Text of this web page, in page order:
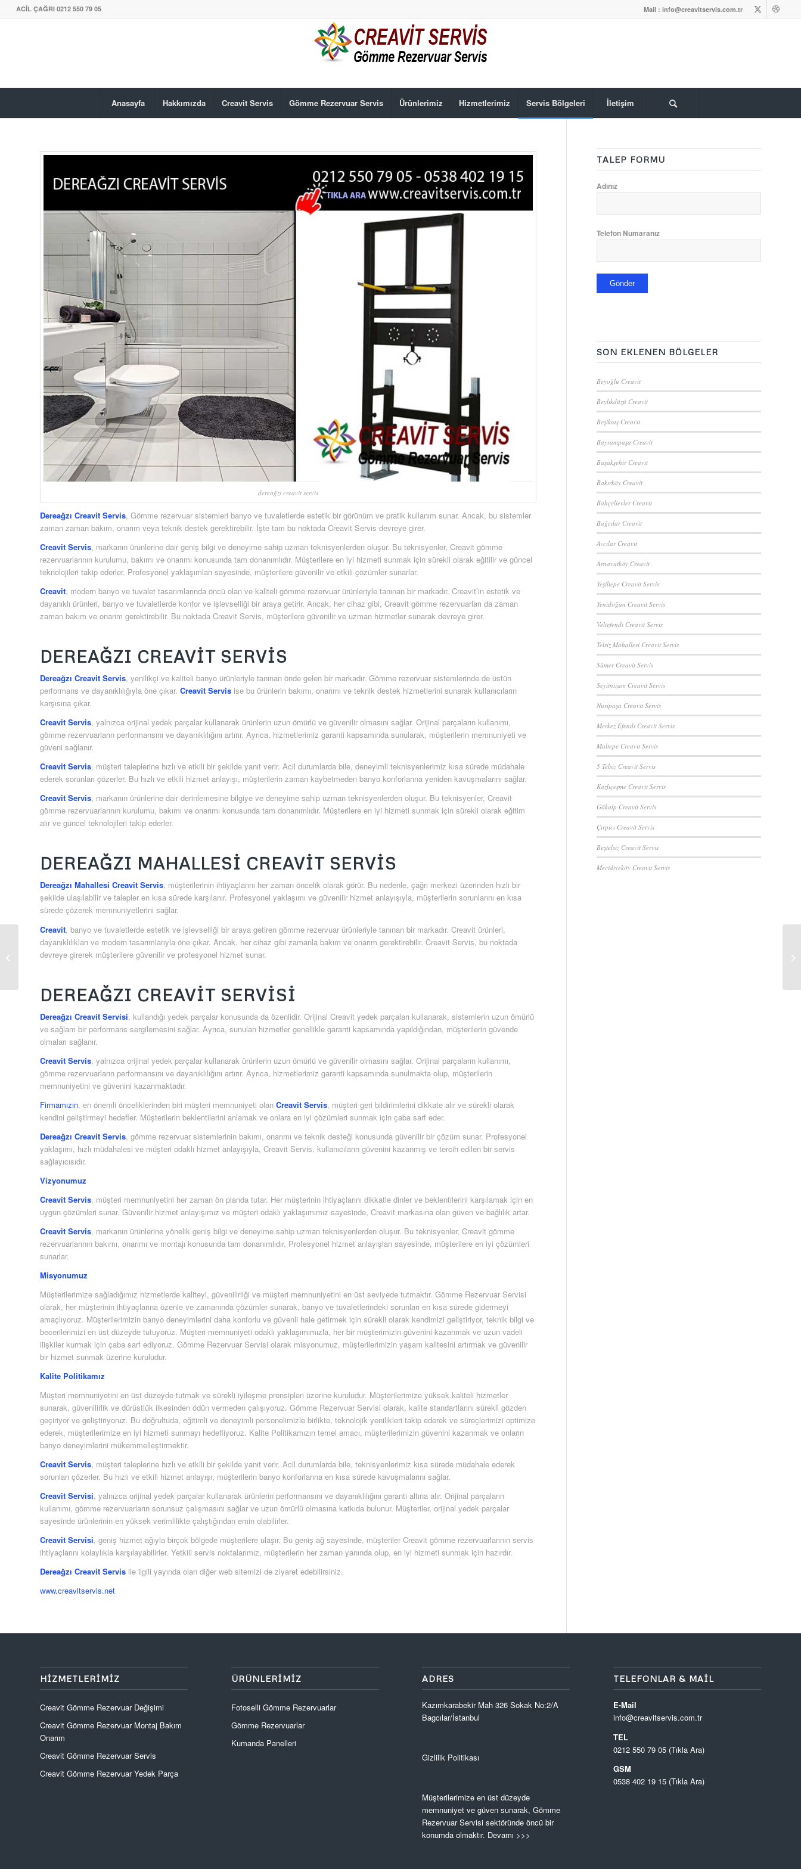
Mail : info@creavitservis.com.tr
ACİL ÇAĞRI 0212 550 79 05
Anasayfa Hakkımızda Creavit Servis Gömme Rezervuar Servis Ürünlerimiz Hizmetlerimiz Servis Bölgeleri İletişim
dereağzı creavit servis
Dereağzı Creavit Servis, Gömme rezervuar sistemleri banyo ve tuvaletlerde estetik bir görünüm ve pratik kullanım sunar. Ancak, bu sistemler
zaman zaman bakım, onarım veya teknik destek gerektirebilir. İşte tam bu noktada Creavit Servis devreye girer.
Creavit Servis, markanın ürünlerine dair geniş bilgi ve deneyime sahip uzman teknisyenlerden oluşur. Bu teknisyenler, Creavit gömme
rezervuarlarının kurulumu, bakımı ve onarımı konusunda tam donanımlıdır. Müşterilere en iyi hizmeti sunmak için sürekli olarak eğitilir ve güncel
teknolojileri takip ederler. Profesyonel yaklaşımları sayesinde, müşterilere güvenilir ve etkili çözümler sunarlar.
Creavit, modern banyo ve tuvalet tasarımlarında öncü olan ve kaliteli gömme rezervuar ürünleriyle tanınan bir markadır. Creavit’in estetik ve
dayanıklı ürünleri, banyo ve tuvaletlerde konfor ve işlevselliği bir araya getirir. Ancak, her cihaz gibi, Creavit gömme rezervuarları da zaman
zaman bakım ve onarım gerektirebilir. Bu noktada Creavit Servis, müşterilere güvenilir ve uzman hizmetler sunarak devreye girer.
DEREAĞZI CREAVIT SERVIS
Dereağzı Creavit Servis, yenilikçi ve kaliteli banyo ürünleriyle tanınan önde gelen bir markadır. Gömme rezervuar sistemlerinde de üstün
performans ve dayanıklılığıyla öne çıkar. Creavit Servis ise bu ürünlerin bakımı, onarımı ve teknik destek hizmetlerini sunarak kullanıcıların
karşısına çıkar.
Creavit Servis, yalnızca orijinal yedek parçalar kullanarak ürünlerin uzun ömürlü ve güvenilir olmasını sağlar. Orijinal parçaların kullanımı,
gömme rezervuarların performansını ve dayanıklılığını artırır. Ayrıca, hizmetlerimiz garanti kapsamında sunularak, müşterilerin memnuniyeti ve
güveni sağlanır.
Creavit Servis, müşteri taleplerine hızlı ve etkili bir şekilde yanıt verir. Acil durumlarda bile, deneyimli teknisyenlerimiz kısa sürede müdahale
ederek sorunları çözerler. Bu hızlı ve etkili hizmet anlayışı, müşterilerin zaman kaybetmeden banyo konforlarına yeniden kavuşmalarını sağlar.
Creavit Servis, markanın ürünlerine dair derinlemesine bilgiye ve deneyime sahip uzman teknisyenlerden oluşur. Bu teknisyenler, Creavit
gömme rezervuarlarının kurulumu, bakımı ve onarımı konusunda tam donanımlıdır. Müşterilere en iyi hizmeti sunmak için sürekli olarak eğitim
alır ve güncel teknolojileri takip ederler.
DEREAĞZI MAHALLESI CREAVIT SERVIS
Dereağzı Mahallesi Creavit Servis, müşterilerinin ihtiyaçlarını her zaman öncelik olarak görür. Bu nedenle, çağrı merkezi üzerinden hızlı bir
şekilde ulaşılabilir ve talepler en kısa sürede karşılanır. Profesyonel yaklaşımı ve güvenilir hizmet anlayışıyla, müşterilerin sorunlarını en kısa
sürede çözerek memnuniyetlerini sağlar.
Creavit, banyo ve tuvaletlerde estetik ve işlevselliği bir araya getiren gömme rezervuar ürünleriyle tanınan bir markadır. Creavit ürünleri,
dayanıklılıkları ve modern tasarımlarıyla öne çıkar. Ancak, her cihaz gibi zamanla bakım ve onarım gerektirebilir. Creavit Servis, bu noktada
devreye girerek müşterilere güvenilir ve profesyonel hizmet sunar.
DEREAĞZI CREAVIT SERVISI
Dereağzı Creavit Servisi, kullandığı yedek parçalar konusunda da özenlidir. Orijinal Creavit yedek parçaları kullanarak, sistemlerin uzun ömürlü
ve sağlam bir performans sergilemesini sağlar. Ayrıca, sunulan hizmetler genellikle garanti kapsamında yapıldığından, müşterilerin güvende
olmaları sağlanır.
Creavit Servis, yalnızca orijinal yedek parçalar kullanarak ürünlerin uzun ömürlü ve güvenilir olmasını sağlar. Orijinal parçaların kullanımı,
gömme rezervuarların performansını ve dayanıklılığını artırır. Ayrıca, hizmetlerimiz garanti kapsamında sunulmakta olup, müşterilerin
memnuniyetini ve güvenini kazanmaktadır.
Firmamızın, en önemli önceliklerinden biri müşteri memnuniyeti olan Creavit Servis, müşteri geri bildirimlerini dikkate alır ve sürekli olarak
kendini geliştirmeyi hedefler. Müşterilerin beklentilerini anlamak ve onlara en iyi çözümleri sunmak için çaba sarf eder.
Dereağzı Creavit Servis, gömme rezervuar sistemlerinin bakımı, onarımı ve teknik desteği konusunda güvenilir bir çözüm sunar. Profesyonel
yaklaşımı, hızlı müdahalesi ve müşteri odaklı hizmet anlayışıyla, Creavit Servis, kullanıcıların güvenini kazanmış ve tercih edilen bir servis
sağlayıcısıdır.
Vizyonumuz
Creavit Servis, müşteri memnuniyetini her zaman ön planda tutar. Her müşterinin ihtiyaçlarını dikkatle dinler ve beklentilerini karşılamak için en
uygun çözümleri sunar. Güvenilir hizmet anlayışımız ve müşteri odaklı yaklaşımımız sayesinde, Creavit markasına olan güven ve bağlılık artar.
Creavit Servis, markanın ürünlerine yönelik geniş bilgi ve deneyime sahip uzman teknisyenlerden oluşur. Bu teknisyenler, Creavit gömme
rezervuarlarının bakımı, onarımı ve montajı konusunda tam donanımlıdır. Profesyonel hizmet anlayışları sayesinde, müşterilere en iyi çözümleri
sunarlar.
Misyonumuz
Müşterilerimize sağladığımız hizmetlerde kaliteyi, güvenilirliği ve müşteri memnuniyetini en üst seviyede tutmaktır. Gömme Rezervuar Servisi
olarak, her müşterinin ihtiyaçlarına özenle ve zamanında çözümler sunarak, banyo ve tuvaletlerindeki sorunları en kısa sürede gidermeyi
amaçlıyoruz. Müşterilerimizin banyo deneyimlerini daha konforlu ve güvenli hale getirmek için sürekli olarak kendimizi geliştiriyor, teknik bilgi ve
becerilerimizi en üst düzeyde tutuyoruz. Müşteri memnuniyeti odaklı yaklaşımımızla, her bir müşterimizin güvenini kazanmak ve uzun vadeli
ilişkiler kurmak için çaba sarf ediyoruz. Gömme Rezervuar Servisi olarak misyonumuz, müşterilerimizin yaşam kalitesini artırmak ve güvenilir
bir hizmet sunmak üzerine kuruludur.
Kalite Politikamız
Müşteri memnuniyetini en üst düzeyde tutmak ve sürekli iyileşme prensipleri üzerine kuruludur. Müşterilerimize yüksek kaliteli hizmetler
sunarak, güvenilirlik ve dürüstlük ilkesinden ödün vermeden çalışıyoruz. Gömme Rezervuar Servisi olarak, kalite standartlarını sürekli gözden
geçiriyor ve geliştiriyoruz. Bu doğrultuda, eğitimli ve deneyimli personelimizle birlikte, teknolojik yenilikleri takip ederek ve süreçlerimizi optimize
ederek, müşterilerimize en iyi hizmeti sunmayı hedefliyoruz. Kalite Politikamızın temel amacı, müşterilerimizin güvenini kazanmak ve onların
banyo deneyimlerini mükemmelleştirmektir.
Creavit Servis, müşteri taleplerine hızlı ve etkili bir şekilde yanıt verir. Acil durumlarda bile, teknisyenlerimiz kısa sürede müdahale ederek
sorunları çözerler. Bu hızlı ve etkili hizmet anlayışı, müşterilerin banyo konforlarına en kısa sürede kavuşmalarını sağlar.
Creavit Servisi, yalnızca orijinal yedek parçalar kullanarak ürünlerin performansını ve dayanıklılığını garanti altına alır. Orijinal parçaların
kullanımı, gömme rezervuarların sorunsuz çalışmasını sağlar ve uzun ömürlü olmasına katkıda bulunur. Müşteriler, orijinal yedek parçalar
sayesinde ürünlerinin en yüksek verimlilikte çalıştığından emin olabilirler.
Creavit Servisi, geniş hizmet ağıyla birçok bölgede müşterilere ulaşır. Bu geniş ağ sayesinde, müşteriler Creavit gömme rezervuarlarının servis
ihtiyaçlarını kolaylıkla karşılayabilirler. Yetkili servis noktalarımız, müşterilerin her zaman yanında olup, en iyi hizmeti sunmak için hazırdır.
Dereağzı Creavit Servis ile ilgili yayında olan diğer web sitemizi de ziyaret edebilirsiniz.
www.creavitservis.net
TALEP FORMU
Adınız
Telefon Numaranız
SON EKLENEN BÖLGELER
Beyoğlu Creavit
Beylikdüzü Creavit
Beşiktaş Creavit
Bayrampaşa Creavit
Başakşehir Creavit
Bakırköy Creavit
Bahçelievler Creavit
Bağcılar Creavit
Avcılar Creavit
Arnavutköy Creavit
Yeşiltepe Creavit Servis
Yenidoğan Creavit Servis
Veliefendi Creavit Servis
Telsiz Mahallesi Creavit Servis
Sümer Creavit Servis
Seyitnizam Creavit Servis
Nuripaşa Creavit Servis
Merkez Efendi Creavit Servis
Maltepe Creavit Servis
5 Telsiz Creavit Servis
Kazlıçeşme Creavit Servis
Gökalp Creavit Servis
Çırpıcı Creavit Servis
Beştelsiz Creavit Servis
Mecidiyeköy Creavit Servis
HIZMETLERIMIZ
Creavit Gömme Rezervuar Değişimi
Creavit Gömme Rezervuar Montaj Bakım
Onarım
Creavit Gömme Rezervuar Servis
Creavit Gömme Rezervuar Yedek Parça
ÜRÜNLERIMIZ
Fotoselli Gömme Rezervuarlar
Gömme Rezervuarlar
Kumanda Panelleri
ADRES
Kazımkarabekir Mah 326 Sokak No:2/A
Bagcılar/İstanbul
Gizlilik Politikası
Müşterilerimize en üst düzeyde
memnuniyet ve güven sunarak, Gömme
Rezervuar Servisi sektöründe öncü bir
konumda olmaktır. Devamı >>>
TELEFONLAR & MAIL
E-Mail
info@creavitservis.com.tr
TEL
0212 550 79 05 (Tıkla Ara)
GSM
0538 402 19 15 (Tıkla Ara)
Büyükşehir Creavit